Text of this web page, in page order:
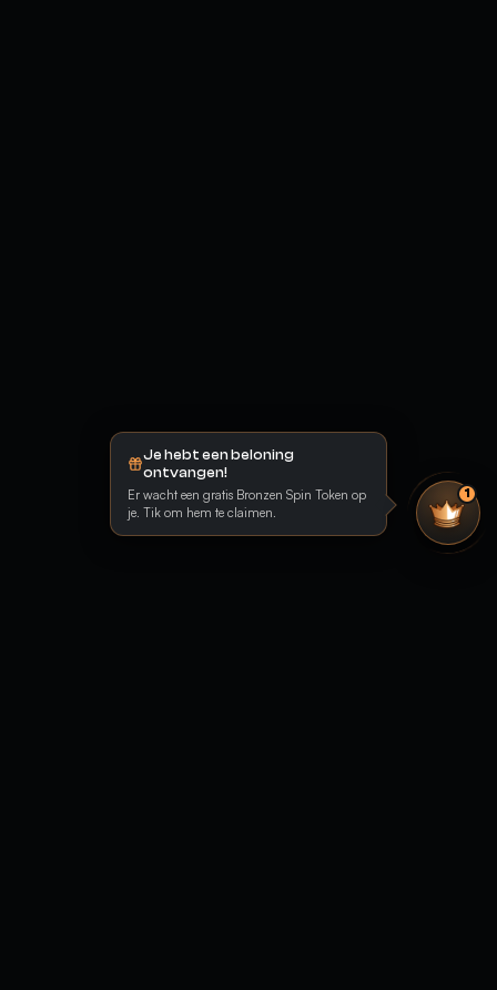
Je hebt een beloning
ontvangen!
Er wacht een gratis Bronzen Spin Token op
je. Tik om hem te claimen.
1